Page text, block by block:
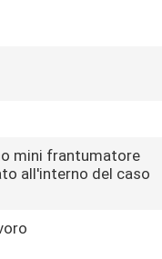
mini frantumatore
all'interno del caso